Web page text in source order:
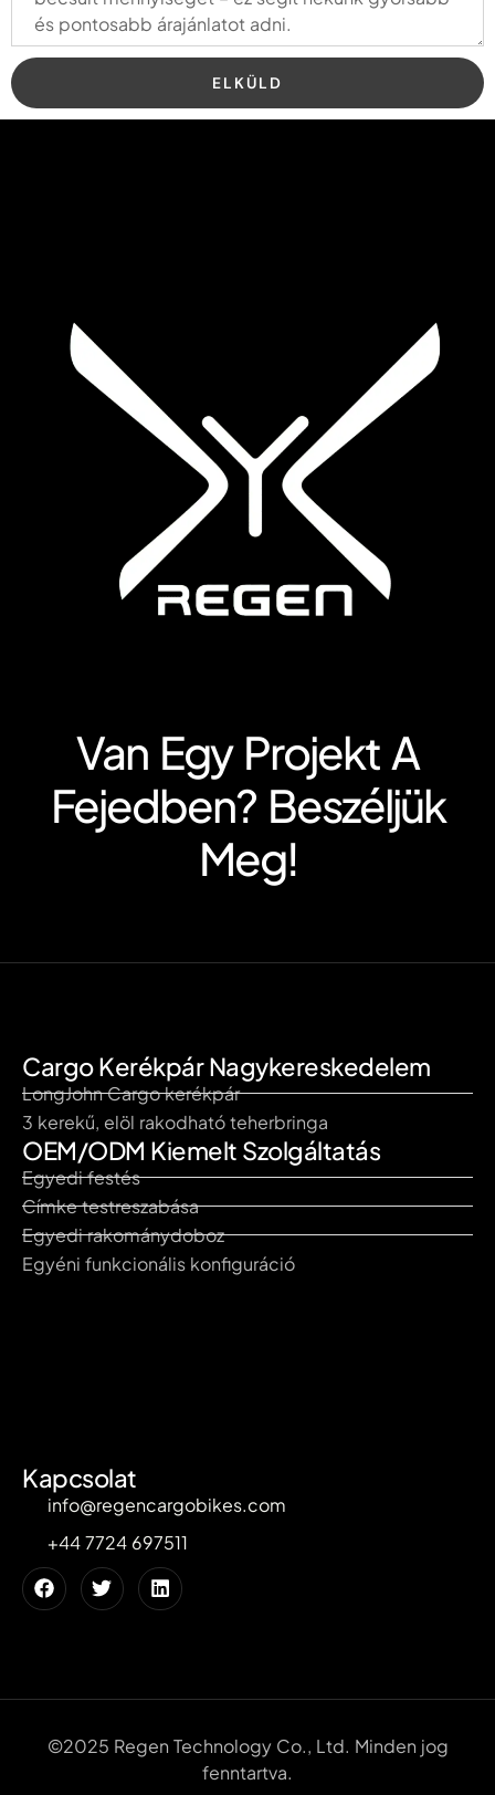
ELKÜLD
Van Egy Projekt A
Fejedben? Beszéljük
Meg!
Cargo Kerékpár Nagykereskedelem
LongJohn Cargo kerékpár
3 kerekű, elöl rakodható teherbringa
OEM/ODM Kiemelt Szolgáltatás
Egyedi festés
Címke testreszabása
Egyedi rakománydoboz
Egyéni funkcionális konfiguráció
Kapcsolat
info@regencargobikes.com
+44 7724 697511
©2025 Regen Technology Co., Ltd. Minden jog
fenntartva.